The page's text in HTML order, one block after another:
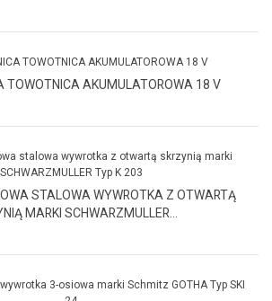
TOWOTNICA AKUMULATOROWA 18 V
STALOWA WYWROTKA Z OTWARTĄ
MARKI SCHWARZMULLER...